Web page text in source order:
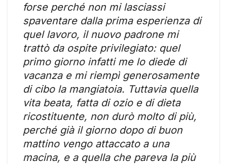
forse perché non mi lasciassi
spaventare dalla prima esperienza di
quel lavoro, il nuovo padrone mi
trattò da ospite privilegiato: quel
primo giorno infatti me lo diede di
vacanza e mi riempì generosamente
di cibo la mangiatoia. Tuttavia quella
vita beata, fatta di ozio e di dieta
ricostituente, non durò molto di più,
perché già il giorno dopo di buon
mattino vengo attaccato a una
macina, e a quella che pareva la più